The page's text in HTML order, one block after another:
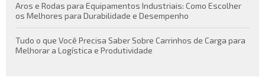
Aros e Rodas para Equipamentos Industriais: Como Escolher
os Melhores para Durabilidade e Desempenho
Tudo o que Você Precisa Saber Sobre Carrinhos de Carga para
Melhorar a Logística e Produtividade